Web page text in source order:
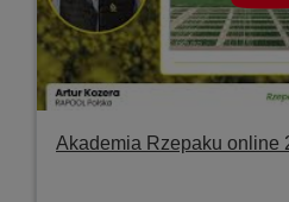
Akademia Rzepaku online